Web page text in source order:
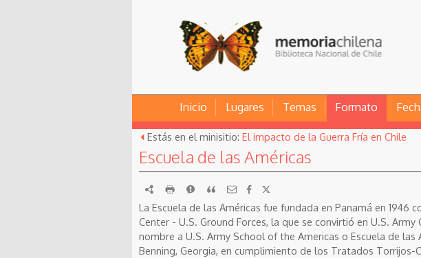
Inicio Lugares Temas Formato
Estás en el minisitio: El impacto de la Guerra Fría en Chile
Escuela de las Américas
RDF imprimirReportarCitar
La Escuela de las Américas fue fundada en Panamá en 1946
Center - U.S. Ground Forces, la que se convirtió en U.S.
nombre a U.S. Army School of the Americas o Escuela de las
Benning, Georgia, en cumplimiento de los Tratados Torrijos-